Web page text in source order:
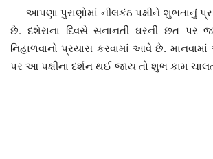
આપણા પુરાણોમાં નીલકંઠ પક્ષીને શુભતાનું
છે. દશેરાના દિવસે સનાનતી ઘરની છત પર
નિહાળવાનો પ્રયાસ કરવામાં આવે છે.
પર આ પક્ષીના દર્શન થઈ જાય તો શુભ કામ